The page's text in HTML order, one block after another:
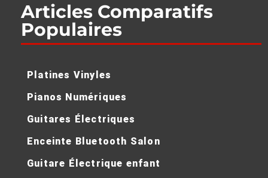
Articles Comparatifs
Populaires
Platines Vinyles
Pianos Numériques
Guitares Électriques
Enceinte Bluetooth Salon
Guitare Électrique enfant